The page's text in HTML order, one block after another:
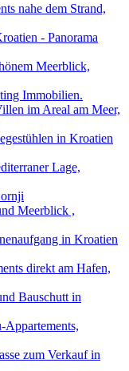
nahe dem Strand,
Meerblick,
im Areal am Meer,
Lage,
Meerblick ,
direkt am Hafen,
Appartements,